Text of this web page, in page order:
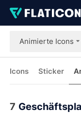
Animierte Icons
Icons Sticker
7